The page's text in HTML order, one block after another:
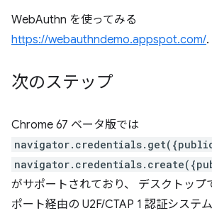
WebAuthn を使ってみる
https://webauthndemo.appspot.com/.
次のステップ
Chrome 67 ベータ版では
がサポートされており、 デスクトップ
ポート経由の U2F/CTAP 1 認証システム